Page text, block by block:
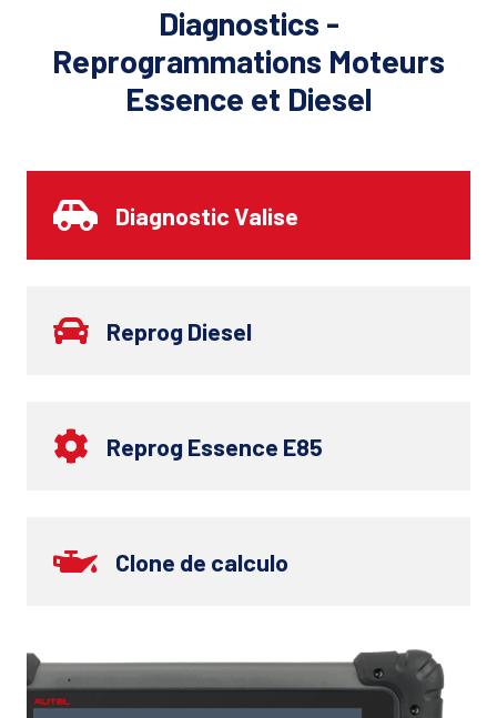
Diagnostics -
Reprogrammations Moteurs
Essence et Diesel
Diagnostic Valise
Reprog Diesel
Reprog Essence E85
Clone de calculo